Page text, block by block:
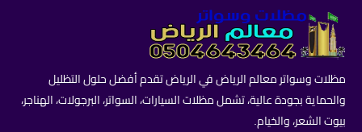
مظلات وسواتر معالم الرياض في الرياض تقدم أفضل حلول التظليل
والحماية بجودة عالية، تشمل مظلات السيارات، السواتر، البرجولات، الهناجر،
بيوت الشعر، والخيام.